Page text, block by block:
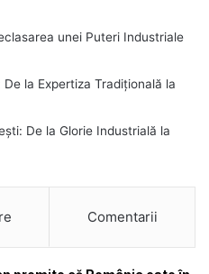
unei Puteri Industriale
la Expertiza Tradițională la
De la Glorie Industrială la
Comentarii